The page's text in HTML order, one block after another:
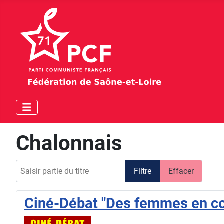
Chalonnais
Filtre Effacer
Ciné-Débat "Des femmes en